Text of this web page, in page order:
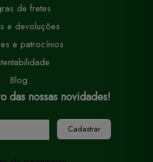
de fretes
e devoluções
e patrocínios
Blog
das nossas novidades!
Cadastrar